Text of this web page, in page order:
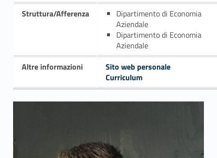
Struttura/Afferenza
Dipartimento di Economia
Aziendale
Dipartimento di Economia
Aziendale
Altre informazioni
Sito web personale
Curriculum